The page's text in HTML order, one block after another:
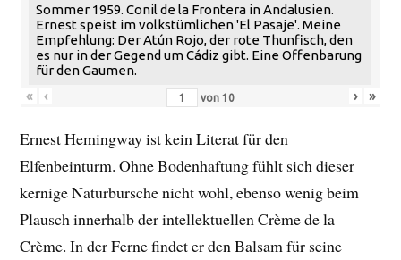
Sommer 1959. Conil de la Frontera in Andalusien.
Ernest speist im volkstümlichen 'El Pasaje'. Meine
Empfehlung: Der Atún Rojo, der rote Thunfisch, den
es nur in der Gegend um Cádiz gibt. Eine Offenbarung
für den Gaumen.
«
‹ von 10 › »
Ernest Hemingway ist kein Literat für den
Elfenbeinturm. Ohne Bodenhaftung fühlt sich dieser
kernige Naturbursche nicht wohl, ebenso wenig beim
Plausch innerhalb der intellektuellen Crème de la
Crème. In der Ferne findet er den Balsam für seine